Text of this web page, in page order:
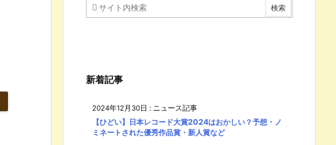
新着記事
2024年12月30日 : ニュース記事
【ひどい】日本レコード大賞2024はおかしい？予想・ノ
ミネートされた優秀作品賞・新人賞など